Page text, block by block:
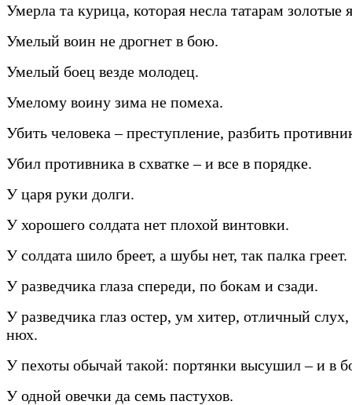
Умерла та курица, которая несла татарам золотые
Умелый воин не дрогнет в бою.
Умелый боец везде молодец.
Умелому воину зима не помеха.
Убить человека – преступление, разбить
Убил противника в схватке – и все в порядке.
У царя руки долги.
У хорошего солдата нет плохой винтовки.
У солдата шило бреет, а шубы нет, так палка греет.
У разведчика глаза спереди, по бокам и сзади.
У разведчика глаз остер, ум хитер, отличный
нюх.
У пехоты обычай такой: портянки высушил – и в
У одной овечки да семь пастухов.